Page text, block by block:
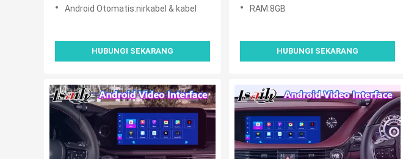
Android Otomatis:nirkabel & kabel
HUBUNGI SEKARANG
RAM:8GB
HUBUNGI SEKARANG